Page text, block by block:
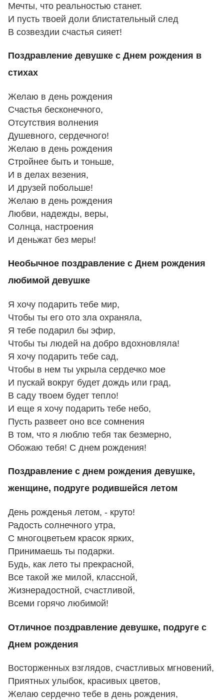
Мечты, что реальностью станет.
И пусть твоей доли блистательный след
В созвездии счастья сияет!
Поздравление девушке с Днем рождения в
стихах
Желаю в день рождения
Счастья бесконечного,
Отсутствия волнения
Душевного, сердечного!
Желаю в день рождения
Стройнее быть и тоньше,
И в делах везения,
И друзей побольше!
Желаю в день рождения
Любви, надежды, веры,
Солнца, настроения
И деньжат без меры!
Необычное поздравление с Днем рождения
любимой девушке
Я хочу подарить тебе мир,
Чтобы ты его ото зла охраняла,
Я тебе подарил бы эфир,
Чтобы ты людей на добро вдохновляла!
Я хочу подарить тебе сад,
Чтобы в нем ты укрыла сердечко мое
И пускай вокруг будет дождь или град,
В саду твоем будет тепло!
И еще я хочу подарить тебе небо,
Пусть развеет оно все сомнения
В том, что я люблю тебя так безмерно,
Обожаю тебя! С днем рождения!
Поздравление с днем рождения девушке,
женщине, подруге родившейся летом
День рожденья летом, - круто!
Радость солнечного утра,
С многоцветьем красок ярких,
Принимаешь ты подарки.
Будь, как лето ты прекрасной,
Все такой же милой, классной,
Жизнерадостной, счастливой,
Всеми горячо любимой!
Отличное поздравление девушке, подруге с
Днем рождения
Восторженных взглядов, счастливых мгновений,
Приятных улыбок, красивых цветов,
Желаю сердечно тебе в день рождения,